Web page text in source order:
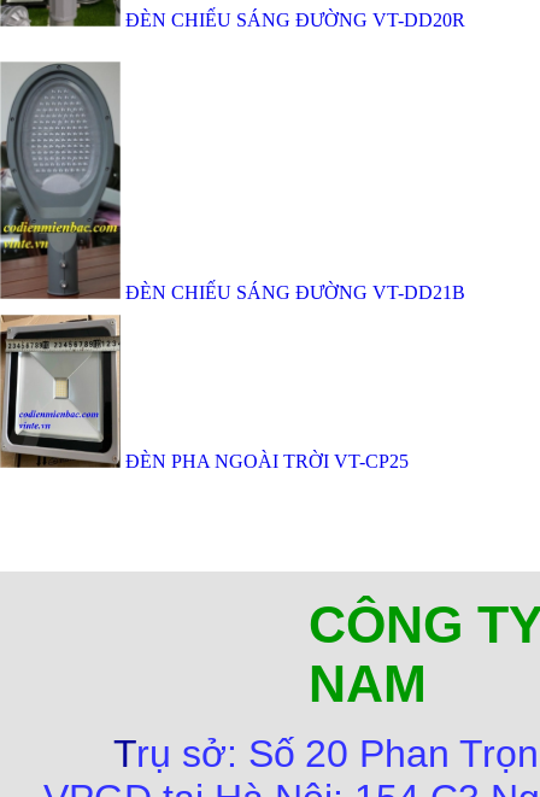
ĐÈN CHIẾU SÁNG ĐƯỜNG VT-DD20R
ĐÈN CHIẾU SÁNG ĐƯỜNG VT-DD21B
ĐÈN PHA NGOÀI TRỜI VT-CP25
CÔNG
NAM
Trụ sở: Số 20 Phan